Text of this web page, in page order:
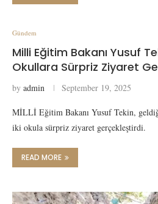
Gündem
Milli Eğitim Bakanı Yusuf
Okullara Sürpriz Ziyaret
by admin September 19, 2025
MİLLİ Eğitim Bakanı Yusuf Tekin,
iki okula sürpriz ziyaret gerçekleştirdi.
READ MORE